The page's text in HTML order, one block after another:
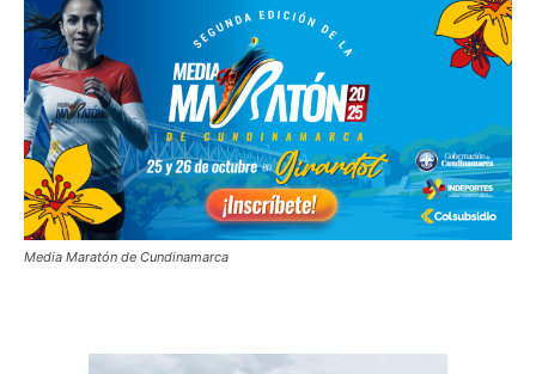
Media Maratón de Cundinamarca